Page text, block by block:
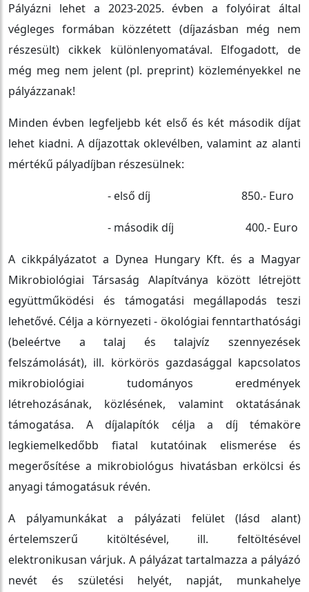
Pályázni lehet a 2023-2025. évben a folyóirat által
végleges formában közzétett (díjazásban még nem
részesült) cikkek különlenyomatával. Elfogadott, de
még meg nem jelent (pl. preprint) közleményekkel ne
pályázzanak!
Minden évben legfeljebb két első és két második díjat
lehet kiadni. A díjazottak oklevélben, valamint az alanti
mértékű pályadíjban részesülnek:
- első díj 850.- Euro
- második díj 400.- Euro
A cikkpályázatot a Dynea Hungary Kft. és a Magyar
Mikrobiológiai Társaság Alapítványa között létrejött
együttműködési és támogatási megállapodás teszi
lehetővé. Célja a környezeti - ökológiai fenntarthatósági
(beleértve a talaj és talajvíz szennyezések
felszámolását), ill. körkörös gazdasággal kapcsolatos
mikrobiológiai tudományos eredmények
létrehozásának, közlésének, valamint oktatásának
támogatása. A díjalapítók célja a díj témaköre
legkiemelkedőbb fiatal kutatóinak elismerése és
megerősítése a mikrobiológus hivatásban erkölcsi és
anyagi támogatásuk révén.
A pályamunkákat a pályázati felület (lásd alant)
értelemszerű kitöltésével, ill. feltöltésével
elektronikusan várjuk. A pályázat tartalmazza a pályázó
nevét és születési helyét, napját, munkahelye